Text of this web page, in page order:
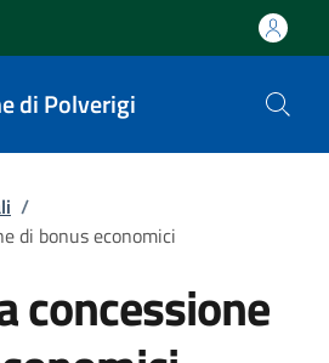
di Polverigi
/
di bonus economici
concessione